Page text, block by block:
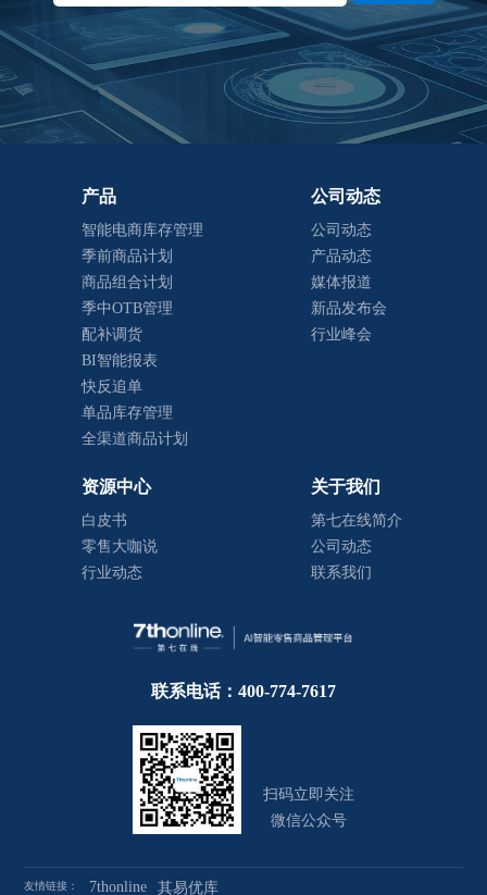
产品
智能电商库存管理
季前商品计划
商品组合计划
季中OTB管理
配补调货
BI智能报表
快反追单
单品库存管理
全渠道商品计划
公司动态
公司动态
产品动态
媒体报道
新品发布会
行业峰会
资源中心
白皮书
零售大咖说
行业动态
关于我们
第七在线简介
公司动态
联系我们
联系电话：400-774-7617
扫码立即关注
微信公众号
友情链接： 7thonline 其易优库